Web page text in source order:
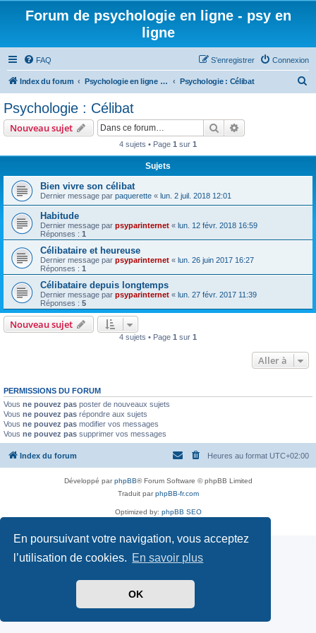
En poursuivant votre navigation, vous acceptez
l’utilisation de cookies. En savoir plus
OK
Forum de psychologie en ligne - psy en
ligne
FAQ Connexion
S’enregistrer
Index du forum Psychologie en ligne - Thématiques générales Psychologie : Célibat
Psychologie : Célibat
Nouveau sujet Rechercher
4 sujets • Page 1 sur 1
Sujets
Bien vivre son célibat
Dernier message par paquerette « lun. 2 juil. 2018 12:01
Habitude
Dernier message par psyparinternet « lun. 12 févr. 2018 16:59
Réponses : 1
Célibataire et heureuse
Dernier message par psyparinternet « lun. 26 juin 2017 16:27
Réponses : 1
Célibataire depuis longtemps
Dernier message par psyparinternet « lun. 27 févr. 2017 11:39
Réponses : 5
Nouveau sujet
4 sujets • Page 1 sur 1
Aller à
PERMISSIONS DU FORUM
Vous ne pouvez pas poster de nouveaux sujets
Vous ne pouvez pas répondre aux sujets
Vous ne pouvez pas modifier vos messages
Vous ne pouvez pas supprimer vos messages
Index du forum Heures au format UTC+02:00
Développé parphpBB® Forum Software © phpBB Limited
Traduit parphpBB-fr.com
Optimized by: phpBB SEO